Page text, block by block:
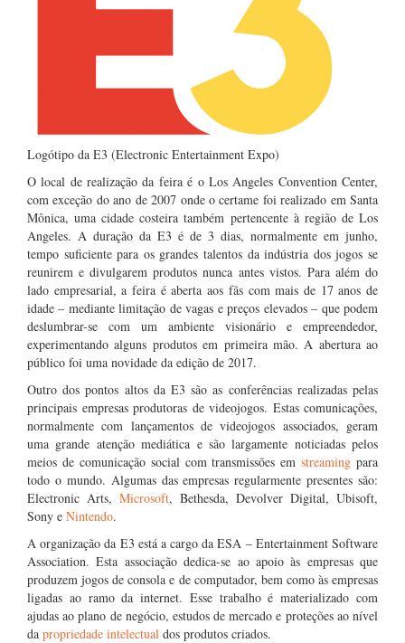
Logótipo da E3 (Electronic Entertainment Expo)
O local de realização da feira é o Los Angeles Convention Center,
com exceção do ano de 2007 onde o certame foi realizado em Santa
Mônica, uma cidade costeira também pertencente à região de Los
Angeles. A duração da E3 é de 3 dias, normalmente em junho,
tempo suficiente para os grandes talentos da indústria dos jogos se
reunirem e divulgarem produtos nunca antes vistos. Para além do
lado empresarial, a feira é aberta aos fãs com mais de 17 anos de
idade – mediante limitação de vagas e preços elevados – que podem
deslumbrar-se com um ambiente visionário e empreendedor,
experimentando alguns produtos em primeira mão. A abertura ao
público foi uma novidade da edição de 2017.
Outro dos pontos altos da E3 são as conferências realizadas pelas
principais empresas produtoras de videojogos. Estas comunicações,
normalmente com lançamentos de videojogos associados, geram
uma grande atenção mediática e são largamente noticiadas pelos
meios de comunicação social com transmissões emstreaming para
todo o mundo. Algumas das empresas regularmente presentes são:
Electronic Arts, Microsoft, Bethesda, Devolver Digital, Ubisoft,
Sony e Nintendo.
A organização da E3 está a cargo da ESA – Entertainment Software
Association. Esta associação dedica-se ao apoio às empresas que
produzem jogos de consola e de computador, bem como às empresas
ligadas ao ramo da internet. Esse trabalho é materializado com
ajudas ao plano de negócio, estudos de mercado e proteções ao nível
da propriedade intelectual dos produtos criados.